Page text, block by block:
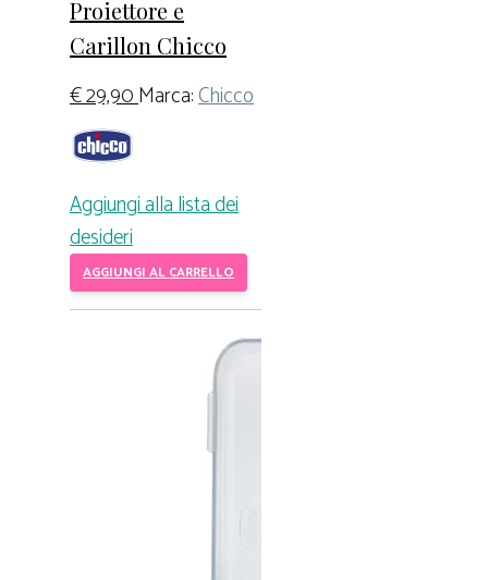
Proiettore e
Carillon Chicco
€29,90Marca:Chicco
Aggiungi alla lista dei
desideri
AGGIUNGI AL CARRELLO